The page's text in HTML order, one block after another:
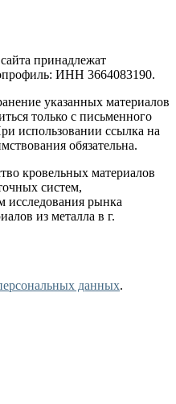
принадлежат
ИНН 3664083190.
указанных материалов
только с письменного
использовании ссылка на
обязательна.
кровельных материалов
систем,
исследования рынка
из металла в г.
данных.